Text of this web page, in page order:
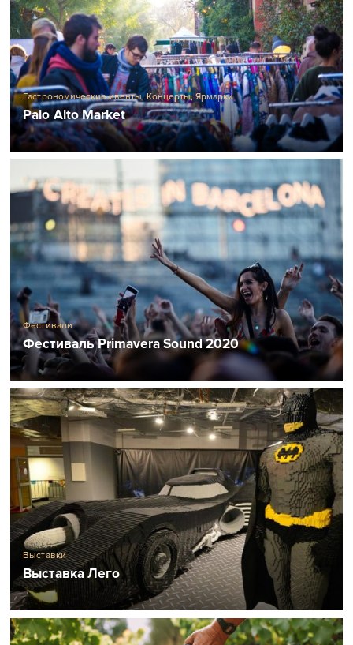
Гастрономические ивенты,Концерты,Ярмарки
Palo Alto Market
Фестивали
Фестиваль Primavera Sound 2020
Выставки
Выставка Лего